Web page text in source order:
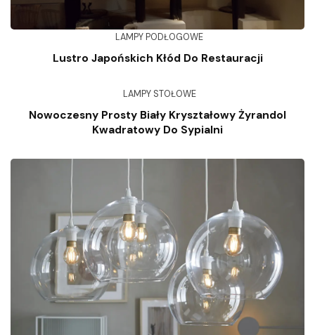
LAMPY PODŁOGOWE
Lustro Japońskich Kłód Do Restauracji
LAMPY STOŁOWE
Nowoczesny Prosty Biały Kryształowy Żyrandol
Kwadratowy Do Sypialni